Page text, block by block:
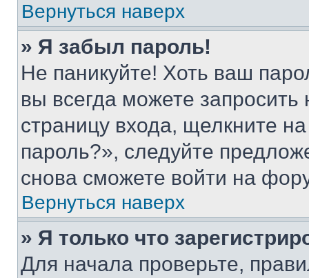
Вернуться наверх
» Я забыл пароль!
Не паникуйте! Хоть ваш
вы всегда можете
страницу входа, щелкните
пароль?», следуйте
снова сможете войти на
Вернуться наверх
» Я только что
Для начала проверьте,